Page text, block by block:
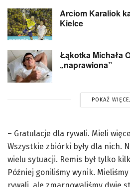
Arciom Karaliok
Kielce
Łąkotka Michała
„naprawiona”
POKAŻ WIĘCEJ
– Gratulacje dla rywali. Mieli
Wszystkie zbiórki były dla nich.
wielu sytuacji. Remis był tylko
Później goniliśmy wynik.
rywali, ale zmarnowaliśmy dwie